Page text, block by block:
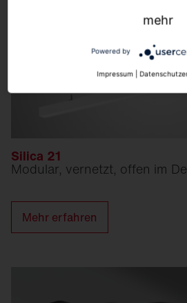
Silica 21
Modular, vernetzt, offen im
Mehr erfahren
mehr
Powered by
Impressum |